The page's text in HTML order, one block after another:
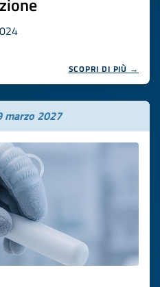
SCOPRI DI PIÙ →
marzo 2027